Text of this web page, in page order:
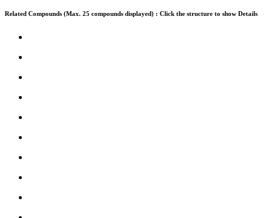
Related Compounds (Max. 25 compounds displayed) : Click the structure to show Details